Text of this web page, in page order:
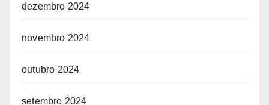
dezembro 2024
novembro 2024
outubro 2024
setembro 2024